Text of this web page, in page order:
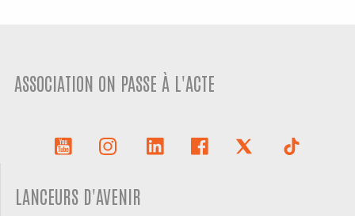
ASSOCIATION ON PASSE À L'ACTE
LANCEURS D'AVENIR